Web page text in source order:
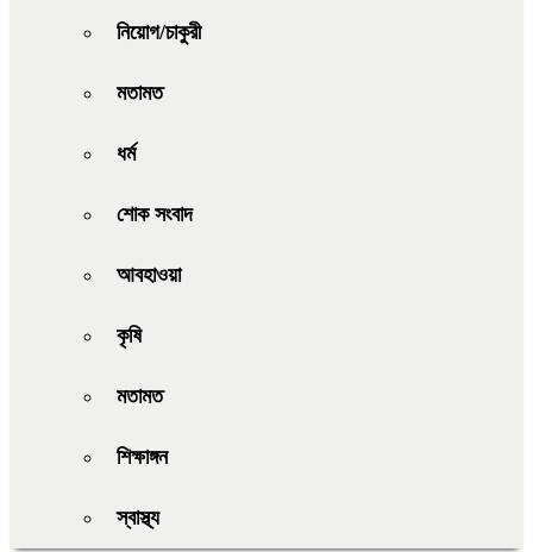
নিয়োগ/চাকুরী
মতামত
ধর্ম
শোক সংবাদ
আবহাওয়া
কৃষি
মতামত
শিক্ষাঙ্গন
স্বাস্থ্য